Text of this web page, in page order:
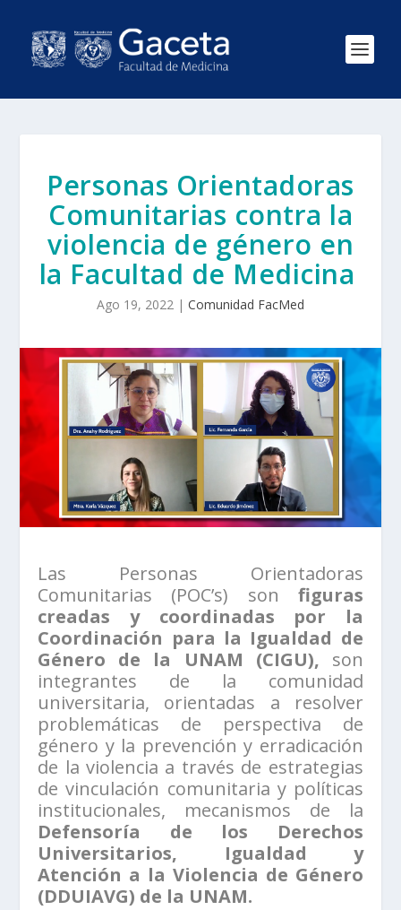
Personas Orientadoras
Comunitarias contra la
violencia de género en
la Facultad de Medicina
Ago 19, 2022 | Comunidad FacMed
Las Personas Orientadoras
Comunitarias (POC’s) son figuras
creadas y coordinadas por la
Coordinación para la Igualdad de
Género de la UNAM (CIGU), son
integrantes de la comunidad
universitaria, orientadas a resolver
problemáticas de perspectiva de
género y la prevención y erradicación
de la violencia a través de estrategias
de vinculación comunitaria y políticas
institucionales, mecanismos de la
Defensoría de los Derechos
Universitarios, Igualdad y
Atención a la Violencia de Género
(DDUIAVG) de la UNAM.